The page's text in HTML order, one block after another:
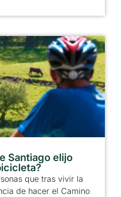
Santiago elijo
que tras vivir la
de hacer el Camino